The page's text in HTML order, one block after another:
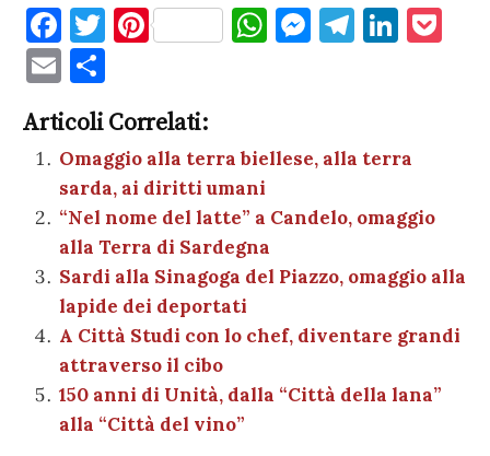
F
a
c
e
b
o
o
k
T
te
r
Pi
es
t
W
A
p
p
M
g
er
T
a
Li
dI
n
E
m
ai
l
n
di
vi
di
Articoli Correlati:
Omaggio alla terra biellese, alla terra
sarda, ai diritti umani
“Nel nome del latte” a Candelo, omaggio
alla Terra di Sardegna
Sardi alla Sinagoga del Piazzo, omaggio alla
lapide dei deportati
A Città Studi con lo chef, diventare grandi
attraverso il cibo
150 anni di Unità, dalla “Città della lana”
alla “Città del vino”